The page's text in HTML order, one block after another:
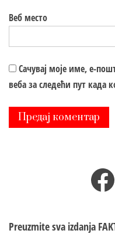
Веб место
Сачувај моје име, е-
веба за следећи пут када
Preuzmite sva izdanja